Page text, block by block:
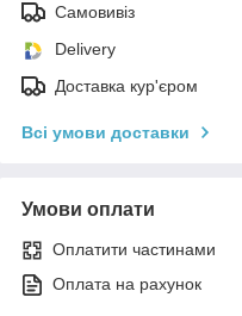
Самовивіз
Delivery
Доставка кур'єром
Всі умови доставки
Умови оплати
Оплатити частинами
Оплата на рахунок